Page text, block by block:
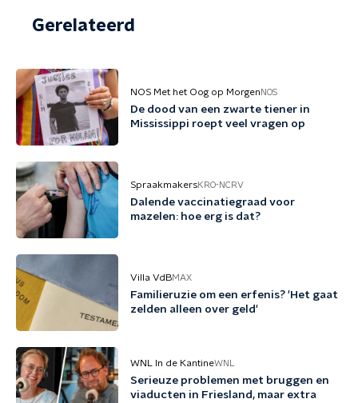
Gerelateerd
NOS Met het Oog op Morgen NOS
De dood van een zwarte tiener in
Mississippi roept veel vragen op
SpraakmakersKRO-NCRV
Dalende vaccinatiegraad voor
mazelen: hoe erg is dat?
Villa VdBMAX
Familieruzie om een erfenis? 'Het gaat
zelden alleen over geld'
WNL In de KantineWNL
Serieuze problemen met bruggen en
viaducten in Friesland, maar extra